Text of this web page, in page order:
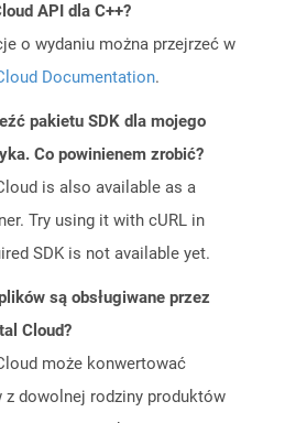
API dla C++?
o wydaniu można przejrzeć w
Documentation.
pakietu SDK dla mojego
Co powinienem zrobić?
is also available as a
Try using it with cURL in
SDK is not available yet.
są obsługiwane przez
Cloud?
może konwertować
dowolnej rodziny produktów